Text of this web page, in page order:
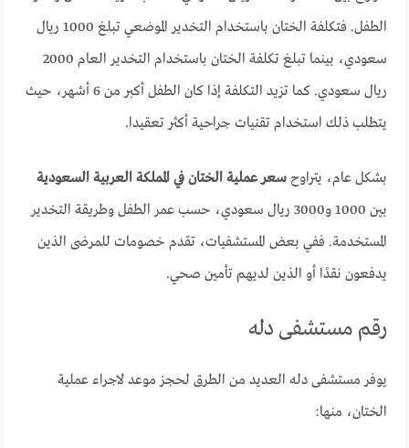
الطفل. فتكلفة الختان باستخدام التخدير الموضعي تبلغ 1000 ريال
سعودي، بينما تبلغ تكلفة الختان باستخدام التخدير العام 2000
ريال سعودي. كما تزيد التكلفة إذا كان الطفل أكبر من 6 أشهر، حيث
يتطلب ذلك استخدام تقنيات جراحية أكثر تعقيدا.
بشكل عام، يتراوحسعر عملية الختان في المملكة العربية السعودية
بين 1000 و3000 ريال سعودي، حسب عمر الطفل وطريقة التخدير
المستخدمة. ففي بعض المستشفيات، تقدم خصومات للمرضى الذين
يدفعون نقدًا أو الذين لديهم تأمين صحي.
رقم مستشفى دله
يوفر مستشفى دله العديد من الطرق لحجز موعد لاجراء عملية
الختان، منها: